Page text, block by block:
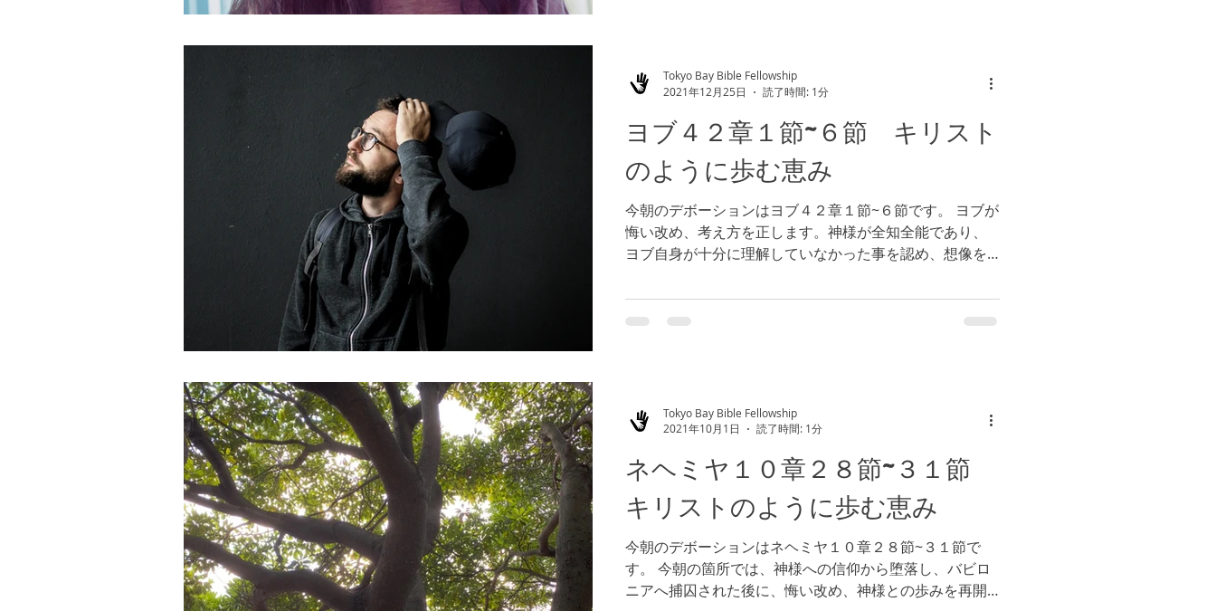
ヨブ４２章１節~６節 キリスト
のように歩む恵み
今朝のデボーションはヨブ４２章１節~６節です。 ヨブが
悔い改め、考え方を正します。神様が全知全能であり、
ヨブ自身が十分に理解していなかった事を認め、想像を
た。霊的な目で神様を見るように考え方を変えた、とも
語りました。...
Tokyo Bay Bible Fellowship
2021年12月25日
読了時間: 1分
ネヘミヤ１０章２８節~３１節
キリストのように歩む恵み
今朝のデボーションはネヘミヤ１０章２８節~３１節で
す。 今朝の箇所では、神様への信仰から堕落し、バビロ
ニアへ捕囚された後に、悔い改め、神様との歩みを再開
Tokyo Bay Bible Fellowship
2021年10月1日
読了時間: 1分